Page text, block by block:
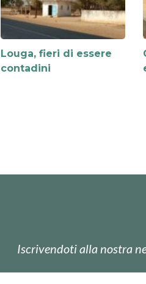
Louga, fieri di essere
contadini
Iscrivendoti alla nostra